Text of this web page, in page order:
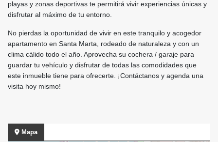
playas y zonas deportivas te permitirá vivir experiencias únicas y
disfrutar al máximo de tu entorno.
No pierdas la oportunidad de vivir en este tranquilo y acogedor
apartamento en Santa Marta, rodeado de naturaleza y con un
clima cálido todo el año. Aprovecha su cochera / garaje para
guardar tu vehículo y disfrutar de todas las comodidades que
este inmueble tiene para ofrecerte. ¡Contáctanos y agenda una
visita hoy mismo!
Mapa